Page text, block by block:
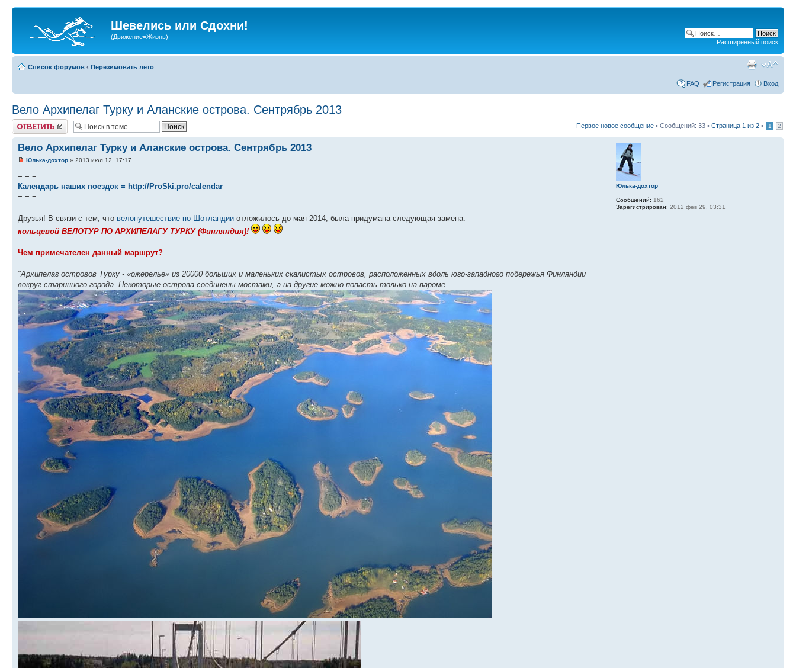
Шевелись или Сдохни!
(Движение=Жизнь)
Расширенный поиск
Список форумов ‹ Перезимовать лето
FAQ Регистрация Вход
Вело Архипелаг Турку и Аланские острова. Сентрябрь 2013
Ответить Первое новое сообщение • Сообщений: 33 • Страница 1 из 2 • 1 2
Вело Архипелаг Турку и Аланские острова. Сентрябрь 2013
Юлька-дохтор » 2013 июл 12, 17:17
= = =
Календарь наших поездок = http://ProSki.pro/calendar
= = =
Друзья! В связи с тем, что велопутешествие по Шотландии отложилось до мая 2014, была придумана следующая замена:
кольцевой ВЕЛОТУР ПО АРХИПЕЛАГУ ТУРКУ (Финляндия)!
Чем примечателен данный маршрут?
"Архипелаг островов Турку - «ожерелье» из 20000 больших и маленьких скалистых островов, расположенных вдоль юго-западного побережья Финляндии
вокруг старинного города. Некоторые острова соединены мостами, а на другие можно попасть только на пароме.
Юлька-дохтор
Сообщений: 162
Зарегистрирован: 2012 фев 29, 03:31